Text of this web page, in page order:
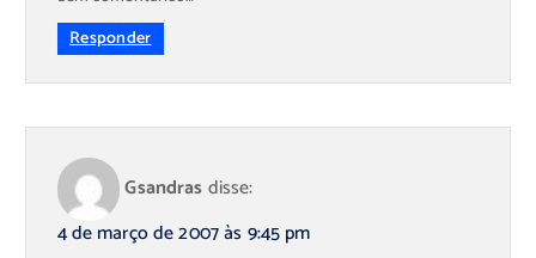
Responder
Gsandrasdisse:
4 de março de 2007 às 9:45 pm